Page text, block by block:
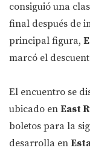
consiguió una
final después de
principal figura,
marcó el
El encuentro se
ubicado en East
boletos para la
desarrolla en